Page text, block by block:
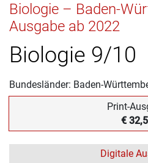
Biologie – Baden-
Ausgabe ab 2022
Biologie 9/10
Bundesländer: Baden-
Print-
€
Digitale